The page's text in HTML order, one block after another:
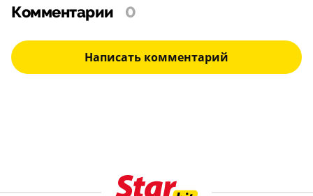
Комментарии 0
Написать комментарий